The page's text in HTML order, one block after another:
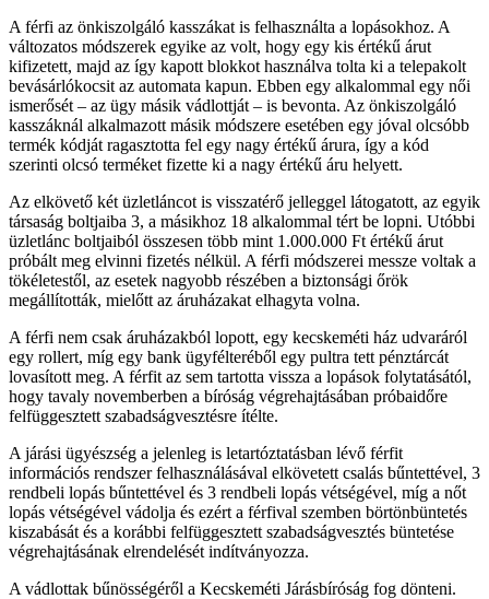
A férfi az önkiszolgáló kasszákat is felhasználta a lopásokhoz. A
változatos módszerek egyike az volt, hogy egy kis értékű árut
kifizetett, majd az így kapott blokkot használva tolta ki a telepakolt
bevásárlókocsit az automata kapun. Ebben egy alkalommal egy női
ismerősét – az ügy másik vádlottját – is bevonta. Az önkiszolgáló
kasszáknál alkalmazott másik módszere esetében egy jóval olcsóbb
termék kódját ragasztotta fel egy nagy értékű árura, így a kód
szerinti olcsó terméket fizette ki a nagy értékű áru helyett.
Az elkövető két üzletláncot is visszatérő jelleggel látogatott, az egyik
társaság boltjaiba 3, a másikhoz 18 alkalommal tért be lopni. Utóbbi
üzletlánc boltjaiból összesen több mint 1.000.000 Ft értékű árut
próbált meg elvinni fizetés nélkül. A férfi módszerei messze voltak a
tökéletestől, az esetek nagyobb részében a biztonsági őrök
megállították, mielőtt az áruházakat elhagyta volna.
A férfi nem csak áruházakból lopott, egy kecskeméti ház udvaráról
egy rollert, míg egy bank ügyfélteréből egy pultra tett pénztárcát
lovasított meg. A férfit az sem tartotta vissza a lopások folytatásától,
hogy tavaly novemberben a bíróság végrehajtásában próbaidőre
felfüggesztett szabadságvesztésre ítélte.
A járási ügyészség a jelenleg is letartóztatásban lévő férfit
információs rendszer felhasználásával elkövetett csalás bűntettével, 3
rendbeli lopás bűntettével és 3 rendbeli lopás vétségével, míg a nőt
lopás vétségével vádolja és ezért a férfival szemben börtönbüntetés
kiszabását és a korábbi felfüggesztett szabadságvesztés büntetése
végrehajtásának elrendelését indítványozza.
A vádlottak bűnösségéről a Kecskeméti Járásbíróság fog dönteni.